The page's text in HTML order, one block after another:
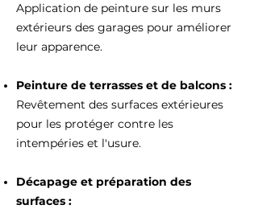
Application de peinture sur les murs
extérieurs des garages pour améliorer
leur apparence.
Peinture de terrasses et de balcons :
Revêtement des surfaces extérieures
pour les protéger contre les
intempéries et l'usure.
Décapage et préparation des
surfaces :